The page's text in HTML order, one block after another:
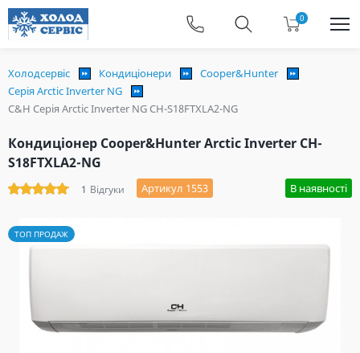
0
Холодсервіс Кондиціонери
Cooper&Hunter
Серія Arctic Inverter NG
C&H Серія Arctic Inverter NG CH-S18FTXLA2-NG
Кондиціонер Cooper&Hunter Arctic Inverter CH-
S18FTXLA2-NG
1 Відгуки Артикул 1553 В наявності
ТОП ПРОДАЖ